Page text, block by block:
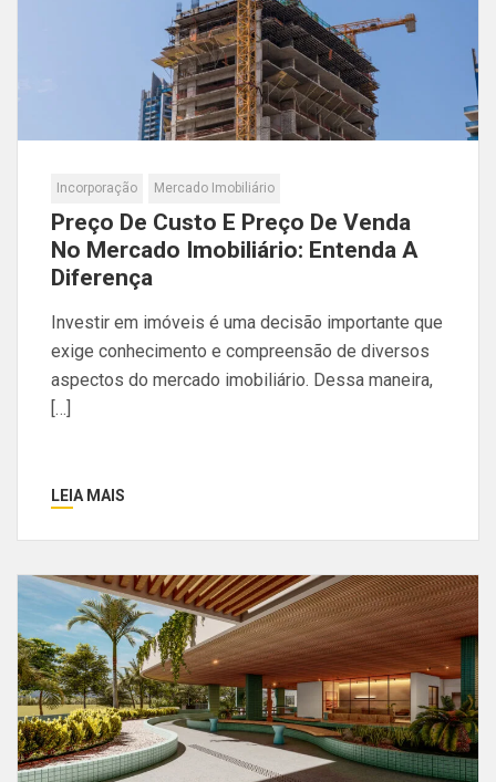
Incorporação Mercado Imobiliário
Preço De Custo E Preço De Venda
No Mercado Imobiliário: Entenda A
Diferença
Investir em imóveis é uma decisão importante que
exige conhecimento e compreensão de diversos
aspectos do mercado imobiliário. Dessa maneira,
[…]
LEIA MAIS